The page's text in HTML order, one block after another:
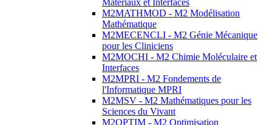
Matériaux et Interfaces
M2MATHMOD - M2 Modélisation
Mathématique
M2MECENCLI - M2 Génie Mécanique
pour les Cliniciens
M2MOCHI - M2 Chimie Moléculaire et
Interfaces
M2MPRI - M2 Fondements de
l'Informatique MPRI
M2MSV - M2 Mathématiques pour les
Sciences du Vivant
M2OPTIM - M2 Optimisation